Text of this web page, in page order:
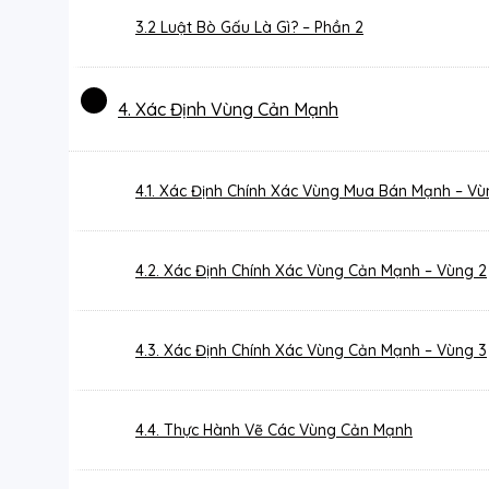
3.2 Luật Bò Gấu Là Gì? – Phần 2
4. Xác Định Vùng Cản Mạnh
4.1. Xác Định Chính Xác Vùng Mua Bán Mạnh –
4.2. Xác Định Chính Xác Vùng Cản Mạnh – Vùng 2
4.3. Xác Định Chính Xác Vùng Cản Mạnh – Vùng 3
4.4. Thực Hành Vẽ Các Vùng Cản Mạnh